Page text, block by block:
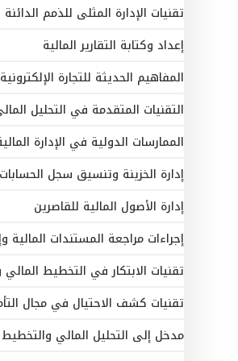
تقنيات الإدارة المثلى للذمم الدائنة
إعداد وكتابة التقارير المالية
المفاهيم الحديثة للتجارة
التقنيات المتقدمة في التحليل
الممارسات الدولية في الإدارة
إدارة الخزينة وتنسيق سجل الحسابات
إدارة الأصول المالية للقاصرين
إجراءات مراجعة المستندات المالية
تقنيات الابتكار في التخطيط المالي
تقنيات كشف الاحتيال في مجال
مدخل إلى التحليل المالي والتخطيط